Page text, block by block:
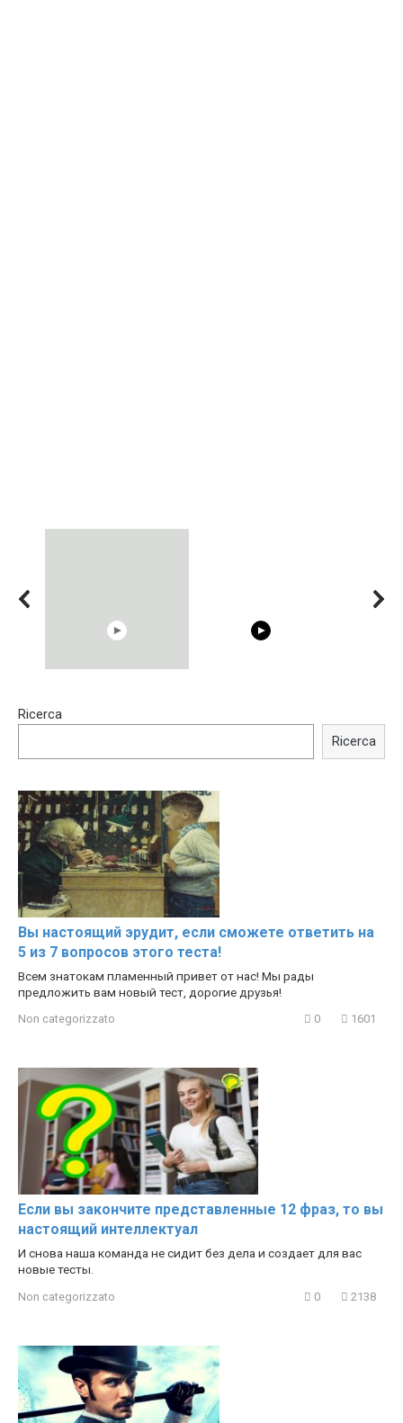
Trying BOLLYWOOD
Shocking illusion - Pretty
Ricerca
Ricerca
Вы настоящий эрудит, если сможете ответить на
5 из 7 вопросов этого теста!
Всем знатокам пламенный привет от нас! Мы рады
предложить вам новый тест, дорогие друзья!
Non categorizzato 0 1601
Если вы закончите представленные 12 фраз, то вы
настоящий интеллектуал
И снова наша команда не сидит без дела и создает для вас
новые тесты.
Non categorizzato 0 2138